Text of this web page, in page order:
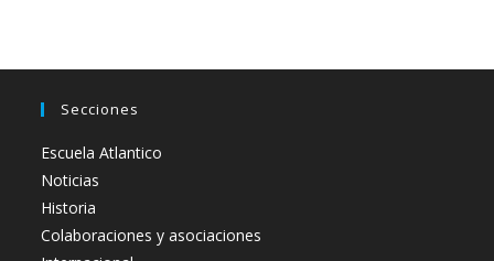
Secciones
Escuela Atlantico
Noticias
Historia
Colaboraciones y asociaciones